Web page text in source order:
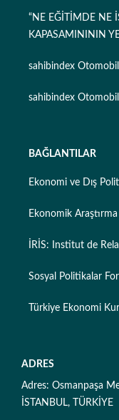
“NE EĞİTİMDE NE
KAPASAMINININ
sahibindex
sahibindex
BAĞLANTILAR
Ekonomi ve Dış
Ekonomik
İRİS: Institut de
Sosyal Politikalar
Türkiye Ekonomi
ADRES
Adres: Osmanpaşa
İSTANBUL, TÜRKİYE